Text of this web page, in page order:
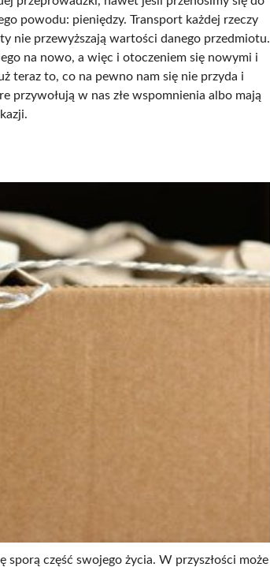
powodu: pieniędzy. Transport każdej rzeczy
nie przewyższają wartości danego przedmiotu.
na nowo, a więc i otoczeniem się nowymi i
teraz to, co na pewno nam się nie przyda i
przywołują w nas złe wspomnienia albo mają
sporą część swojego życia. W przyszłości może